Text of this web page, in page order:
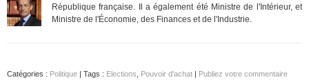
République française. Il a également été Ministre de l'Intérieur, et
Ministre de l'Économie, des Finances et de l'Industrie.
Catégories : Politique | Tags : Elections Pouvoir d'achat | Publiez votre commentaire